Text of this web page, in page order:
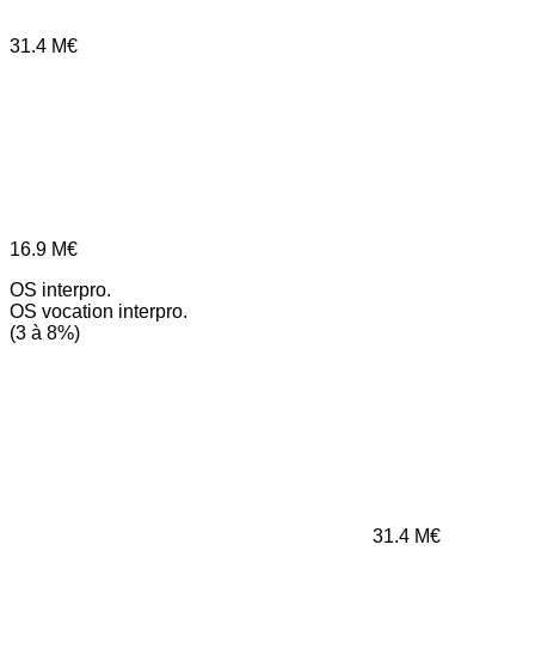
31.4 M€
16.9 M€
OS interpro.
OS vocation interpro.
(3 à 8%)
31.4 M€